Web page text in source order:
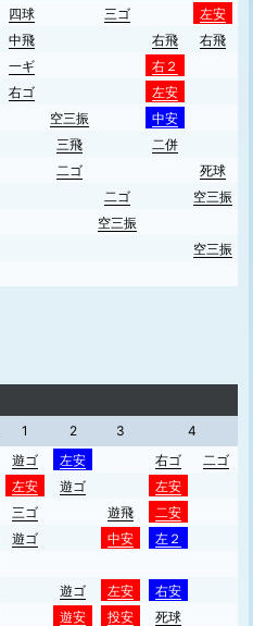
四球 三ゴ
左安
中飛 右飛
右飛
一ギ
右２
右ゴ
左安
空三振
中安
三飛
二併
二ゴ
死球
二ゴ
空三振
空三振
空三振
1 2 3
4
遊ゴ 左安 右ゴ
二ゴ
左安 遊ゴ
左安
三ゴ 遊飛
二安
遊ゴ 中安
左２
遊ゴ 左安
右安
遊安 投安
死球